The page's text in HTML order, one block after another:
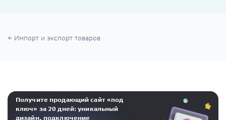
Импорт и экспорт товаров
Получите продающий сайт «под
ключ» за 20 дней: уникальный
дизайн, подключение